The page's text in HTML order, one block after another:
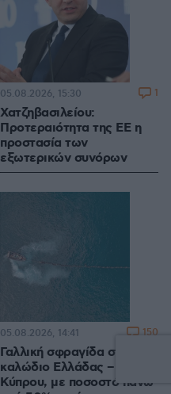
Χατζηβασιλείου:
Προτεραιότητα της ΕΕ η
προστασία των
εξωτερικών συνόρων
05.08.2026, 15:30 1
Γαλλική σφραγίδα στο
καλώδιο Ελλάδας –
Κύπρου, με ποσοστό πάνω
05.08.2026, 14:41 150